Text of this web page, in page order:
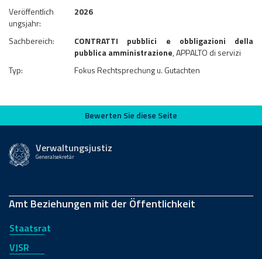
Veröffentlich
ungsjahr:
2026
Sachbereich:
CONTRATTI pubblici e obbligazioni della
pubblica amministrazione, APPALTO di servizi
Typ:
Fokus Rechtsprechung u. Gutachten
Bewerten Sie diese Seite
Bewerten Sie diese Seite
Verwaltungsjustiz
Generalsekretär
Amt Beziehungen mit der Öffentlichkeit
Staatsrat
VJSR